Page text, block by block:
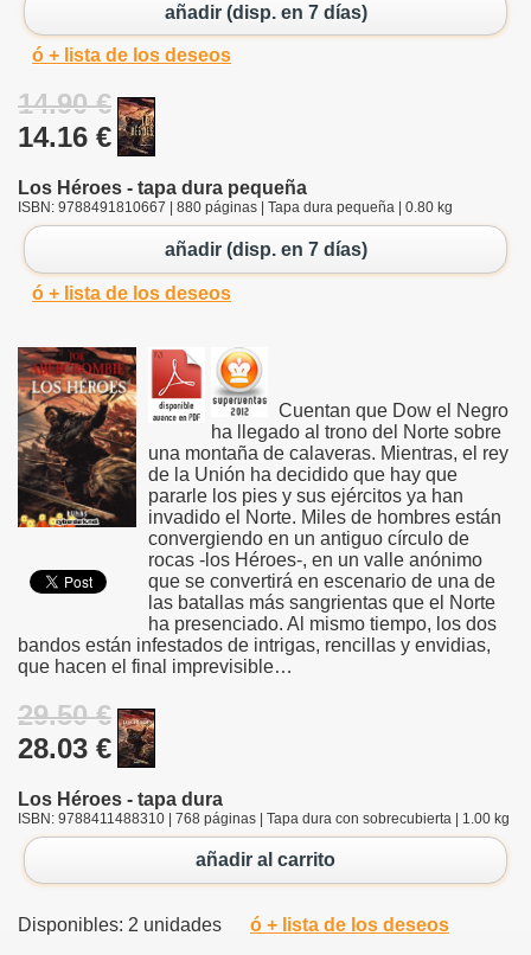
añadir (disp. en 7 días)
ó + lista de los deseos
14.90 €
14.16 €
Los Héroes - tapa dura pequeña
ISBN: 9788491810667 | 880 páginas | Tapa dura pequeña | 0.80 kg
añadir (disp. en 7 días)
ó + lista de los deseos
Cuentan que Dow el Negro
ha llegado al trono del Norte sobre
una montaña de calaveras. Mientras, el rey
de la Unión ha decidido que hay que
pararle los pies y sus ejércitos ya han
invadido el Norte. Miles de hombres están
convergiendo en un antiguo círculo de
rocas -los Héroes-, en un valle anónimo
que se convertirá en escenario de una de
las batallas más sangrientas que el Norte
ha presenciado. Al mismo tiempo, los dos
bandos están infestados de intrigas, rencillas y envidias,
que hacen el final imprevisible…
29.50 €
28.03 €
Los Héroes - tapa dura
ISBN: 9788411488310 | 768 páginas | Tapa dura con sobrecubierta | 1.00 kg
añadir al carrito
Disponibles: 2 unidades ó + lista de los deseos